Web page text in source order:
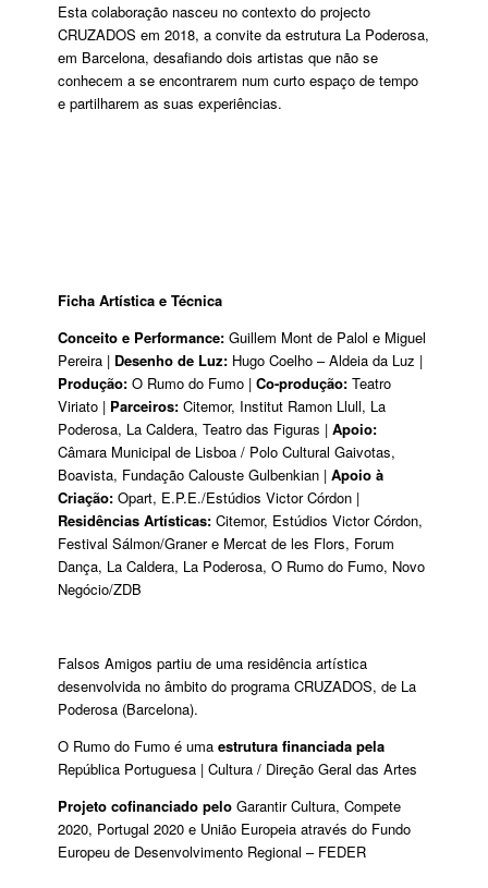
Esta colaboração nasceu no contexto do projecto
CRUZADOS em 2018, a convite da estrutura La Poderosa,
em Barcelona, desafiando dois artistas que não se
conhecem a se encontrarem num curto espaço de tempo
e partilharem as suas experiências.
Ficha Artística e Técnica
Conceito e Performance: Guillem Mont de Palol e Miguel
Pereira | Desenho de Luz: Hugo Coelho – Aldeia da Luz |
Produção: O Rumo do Fumo |Co-produção: Teatro
Viriato | Parceiros: Citemor, Institut Ramon Llull, La
Poderosa, La Caldera, Teatro das Figuras |Apoio:
Câmara Municipal de Lisboa / Polo Cultural Gaivotas,
Boavista, Fundação Calouste Gulbenkian |Apoio à
Criação: Opart, E.P.E./Estúdios Victor Córdon |
Residências Artísticas: Citemor, Estúdios Victor Córdon,
Festival Sálmon/Graner e Mercat de les Flors, Forum
Dança, La Caldera, La Poderosa, O Rumo do Fumo, Novo
Negócio/ZDB
Falsos Amigos partiu de uma residência artística
desenvolvida no âmbito do programa CRUZADOS, de La
Poderosa (Barcelona).
O Rumo do Fumo é umaestrutura financiada pela
República Portuguesa | Cultura / Direção Geral das Artes
Projeto cofinanciado pelo Garantir Cultura, Compete
2020, Portugal 2020 e União Europeia através do Fundo
Europeu de Desenvolvimento Regional – FEDER